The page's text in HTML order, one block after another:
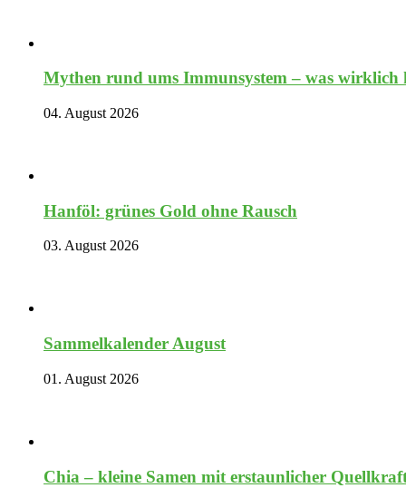
Mythen rund ums Immunsystem – was
04. August 2026
Hanföl: grünes Gold ohne Rausch
03. August 2026
Sammelkalender August
01. August 2026
Chia – kleine Samen mit erstaunlicher